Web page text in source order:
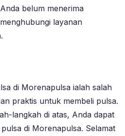
belum menerima
layanan
di Morenapulsa ialah salah
praktis untuk membeli pulsa.
langkah di atas, Anda dapat
di Morenapulsa. Selamat